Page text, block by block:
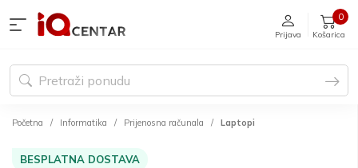
Prijava Košarica
0
Početna Informatika Prijenosna računala Laptopi
BESPLATNA DOSTAVA